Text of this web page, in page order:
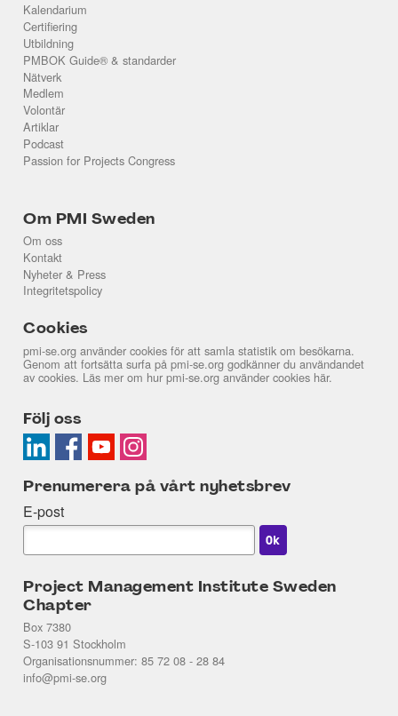
Kalendarium
Certifiering
Utbildning
PMBOK Guide® & standarder
Nätverk
Medlem
Volontär
Artiklar
Podcast
Passion for Projects Congress
Om PMI Sweden
Om oss
Kontakt
Nyheter & Press
Integritetspolicy
Cookies
pmi-se.org använder cookies för att samla statistik om besökarna.
Genom att fortsätta surfa på pmi-se.org godkänner du användandet
av cookies. Läs mer om hur pmi-se.org använder cookies här.
Följ oss
Prenumerera på vårt nyhetsbrev
E-post
Project Management Institute Sweden
Chapter
Box 7380
S-103 91 Stockholm
Organisationsnummer: 85 72 08 - 28 84
info@pmi-se.org